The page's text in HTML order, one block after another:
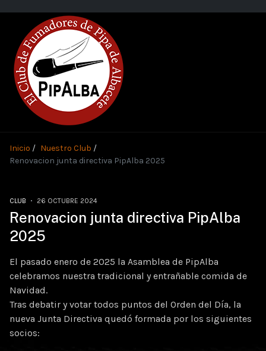
Inicio
Nuestro Club
Renovacion junta directiva PipAlba 2025
CLUB 26 OCTUBRE 2024
Renovacion junta directiva PipAlba
2025
El pasado enero de 2025 la Asamblea de PipAlba
celebramos nuestra tradicional y entrañable comida de
Navidad.
Tras debatir y votar todos puntos del Orden del Día, la
nueva Junta Directiva quedó formada por los siguientes
socios: